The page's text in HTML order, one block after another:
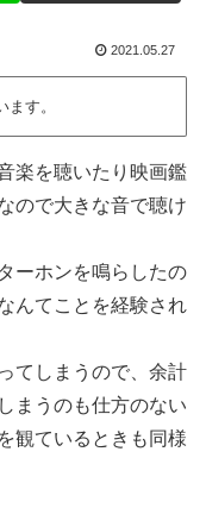
2021.05.27
す。
楽を聴いたり映画鑑
ので大きな音で聴け
ーホンを鳴らしたの
んてことを経験され
てしまうので、余計
まうのも仕方のない
観ているときも同様